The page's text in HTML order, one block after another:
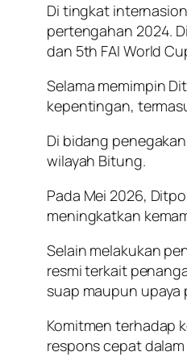
Di tingkat
pertengahan 2024.
dan 5th FAI World
Selama memimpin
kepentingan,
Di bidang
wilayah Bitung.
Pada Mei 2026,
meningkatkan
Selain melakukan
resmi terkait
suap maupun upaya
Komitmen terhadap
respons cepat